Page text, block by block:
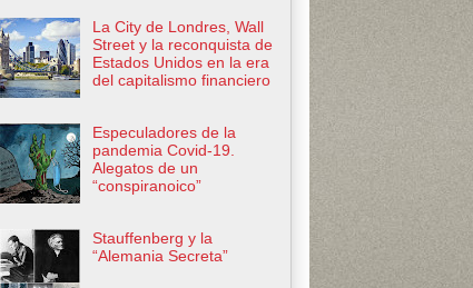
La City de Londres, Wall
Street y la reconquista de
Estados Unidos en la era
del capitalismo financiero
Especuladores de la
pandemia Covid-19.
Alegatos de un
“conspiranoico”
Stauffenberg y la
“Alemania Secreta”